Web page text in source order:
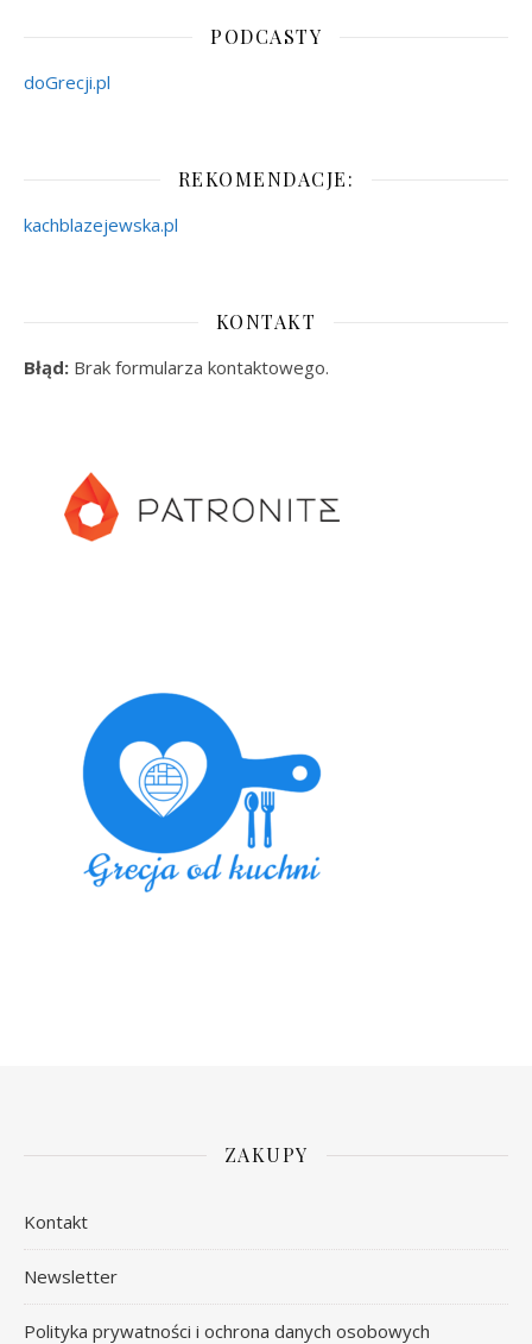
PODCASTY
doGrecji.pl
REKOMENDACJE:
kachblazejewska.pl
KONTAKT
Błąd: Brak formularza kontaktowego.
ZAKUPY
Kontakt
Newsletter
Polityka prywatności i ochrona danych osobowych